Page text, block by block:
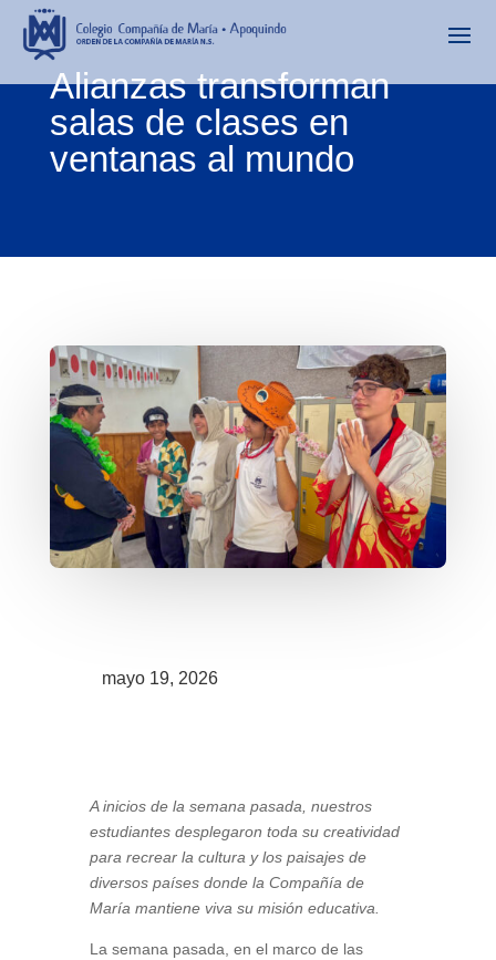
Alianzas transforman
salas de clases en
ventanas al mundo
mayo 19, 2026
A inicios de la semana pasada, nuestros
estudiantes desplegaron toda su creatividad
para recrear la cultura y los paisajes de
diversos países donde la Compañía de
María mantiene viva su misión educativa.
La semana pasada, en el marco de las